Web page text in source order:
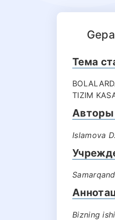
Тема
TIZIM
Авторы
Islаmova
Bizning